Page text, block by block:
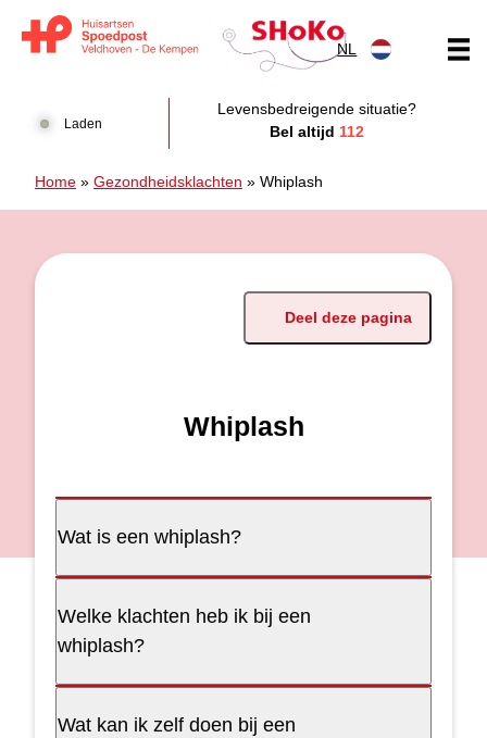
NL
Laden
Levensbedreigende situatie?
Bel altijd 112
Home » Gezondheidsklachten » Whiplash
Deel deze pagina
Whiplash
Wat is een whiplash?
Welke klachten heb ik bij een
whiplash?
Wat kan ik zelf doen bij een